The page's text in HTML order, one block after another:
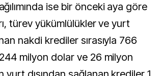
ise bir önceki aya göre
türev yükümlülükler ve yurt
nakdi krediler sırasıyla 766
milyon dolar ve 26 milyon